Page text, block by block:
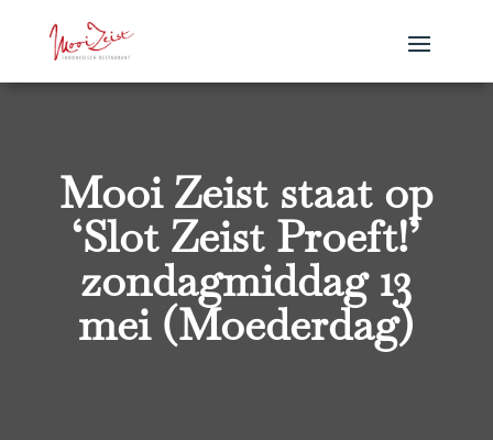
Mooi Zeist staat op
‘Slot Zeist Proeft!’
zondagmiddag 13
mei (Moederdag)